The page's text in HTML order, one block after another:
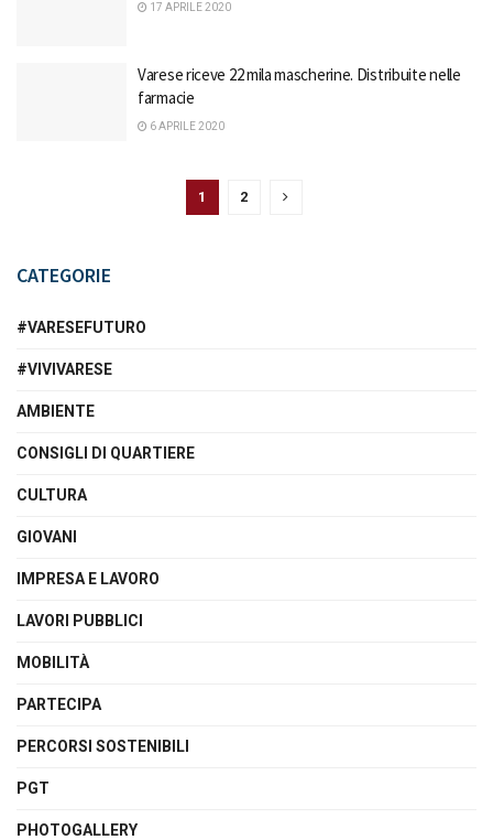
17 APRILE 2020
Varese riceve 22 mila mascherine. Distribuite nelle
farmacie
6 APRILE 2020
1 2
CATEGORIE
#VARESEFUTURO
#VIVIVARESE
AMBIENTE
CONSIGLI DI QUARTIERE
CULTURA
GIOVANI
IMPRESA E LAVORO
LAVORI PUBBLICI
MOBILITÀ
PARTECIPA
PERCORSI SOSTENIBILI
PGT
PHOTOGALLERY